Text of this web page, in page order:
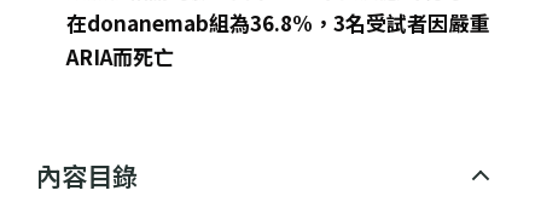
在donanemab組為36.8%，3名受試者因嚴重
ARIA而死亡
內容目錄